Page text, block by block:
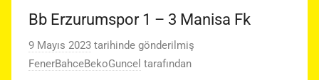
Bb Erzurumspor 1 – 3 Manisa Fk
9 Mayıs 2023 tarihinde gönderilmiş
FenerBahceBekoGuncel tarafından